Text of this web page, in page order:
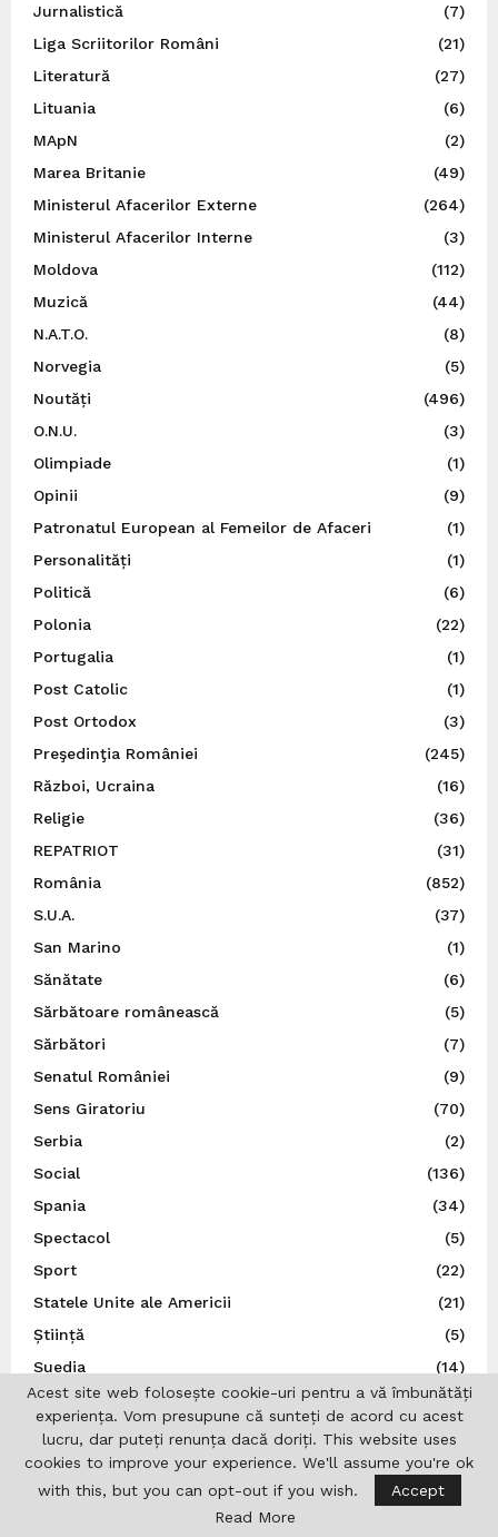
Jurnalistică
(7)
Liga Scriitorilor Români
(21)
Literatură
(27)
Lituania
(6)
MApN
(2)
Marea Britanie
(49)
Ministerul Afacerilor Externe
(264)
Ministerul Afacerilor Interne
(3)
Moldova
(112)
Muzică
(44)
N.A.T.O.
(8)
Norvegia
(5)
Noutăți
(496)
O.N.U.
(3)
Olimpiade
(1)
Opinii
(9)
Patronatul European al Femeilor de Afaceri
(1)
Personalități
(1)
Politică
(6)
Polonia
(22)
Portugalia
(1)
Post Catolic
(1)
Post Ortodox
(3)
Preşedinţia României
(245)
Război, Ucraina
(16)
Religie
(36)
REPATRIOT
(31)
România
(852)
S.U.A.
(37)
San Marino
(1)
Sănătate
(6)
Sărbătoare românească
(5)
Sărbători
(7)
Senatul României
(9)
Sens Giratoriu
(70)
Serbia
(2)
Social
(136)
Spania
(34)
Spectacol
(5)
Sport
(22)
Statele Unite ale Americii
(21)
Știință
(5)
Suedia
(14)
Ţările de Jos
(7)
Teatru
Traducător autorizat
(1)
Turcia
(3)
Acest site web folosește cookie-uri pentru a vă îmbunătăți
experiența. Vom presupune că sunteți de acord cu acest
lucru, dar puteți renunța dacă doriți. This website uses
cookies to improve your experience. We'll assume you're ok
with this, but you can opt-out if you wish.
Accept
Read More